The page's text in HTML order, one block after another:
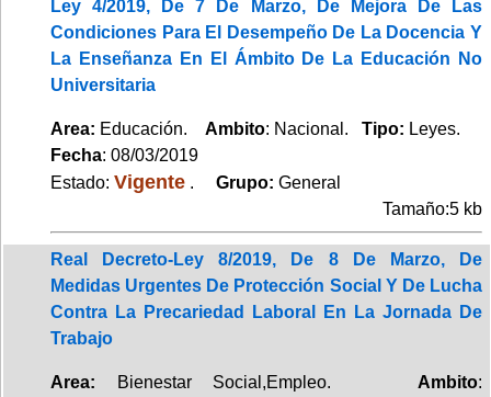
Ley 4/2019, De 7 De Marzo, De Mejora De Las
Condiciones Para El Desempeño De La Docencia Y
La Enseñanza En El Ámbito De La Educación No
Universitaria
Area: Educación. Ambito: Nacional. Tipo: Leyes.
Fecha: 08/03/2019
Estado: Vigente . Grupo: General
Tamaño:5 kb
Real Decreto-Ley 8/2019, De 8 De Marzo, De
Medidas Urgentes De Protección Social Y De Lucha
Contra La Precariedad Laboral En La Jornada De
Trabajo
Area: Bienestar Social,Empleo. Ambito: